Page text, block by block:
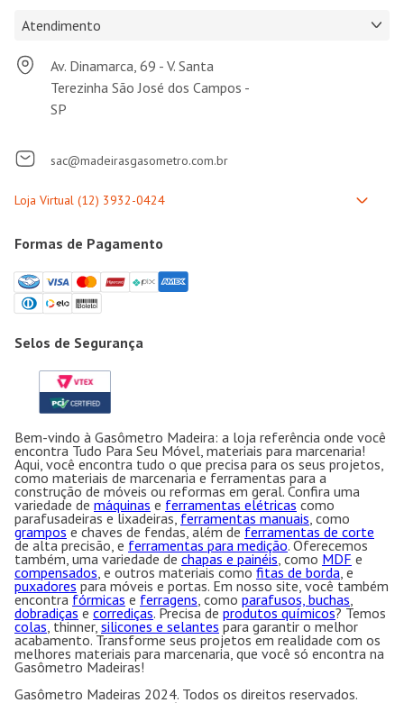
Atendimento
Av. Dinamarca, 69 - V. Santa
Terezinha São José dos Campos -
SP
sac@madeirasgasometro.com.br
Formas de Pagamento
Selos de Segurança
Bem-vindo à Gasômetro Madeira: a loja referência onde você
encontra Tudo Para Seu Móvel, materiais para marcenaria!
Aqui, você encontra tudo o que precisa para os seus projetos,
como materiais de marcenaria e ferramentas para a
construção de móveis ou reformas em geral. Confira uma
variedade de máquinas e ferramentas elétricas como
parafusadeiras e lixadeiras, ferramentas manuais, como
grampos e chaves de fendas, além de ferramentas de corte
de alta precisão, e ferramentas para medição. Oferecemos
também, uma variedade de chapas e painéis, como MDF e
compensados, e outros materiais como fitas de borda, e
puxadores para móveis e portas. Em nosso site, você também
encontra fórmicas e ferragens, como parafusos, buchas,
dobradiças e corrediças. Precisa de produtos químicos? Temos
colas, thinner, silicones e selantes para garantir o melhor
acabamento. Transforme seus projetos em realidade com os
melhores materiais para marcenaria, que você só encontra na
Gasômetro Madeiras!
Gasômetro Madeiras 2024. Todos os direitos reservados.